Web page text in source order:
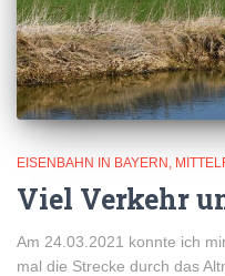
EISENBAHN IN BAYERN
Viel Verkehr
Am 24.03.2021 konnte ich
mal die Strecke durch das